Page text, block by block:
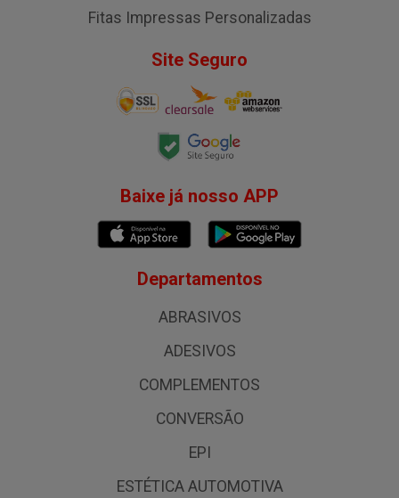
Fitas Impressas Personalizadas
Site Seguro
Baixe já nosso APP
Departamentos
ABRASIVOS
ADESIVOS
COMPLEMENTOS
CONVERSÃO
EPI
ESTÉTICA AUTOMOTIVA